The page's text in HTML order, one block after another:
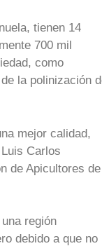
tienen 14
700 mil
como
la polinización
mejor calidad,
Carlos
de Apicultores de
región
debido a que no